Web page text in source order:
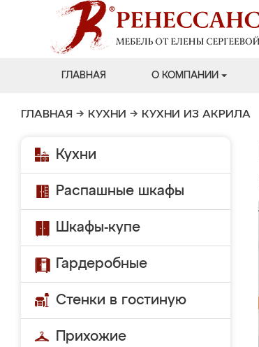
ГЛАВНАЯ О КОМПАНИИ
ГЛАВНАЯ → КУХНИ → КУХНИ ИЗ АКРИЛА
Кухни
Распашные шкафы
Шкафы-купе
Гардеробные
Стенки в гостиную
Прихожие